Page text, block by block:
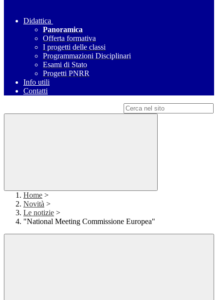
Didattica
Panoramica
Offerta formativa
I progetti delle classi
Programmazioni Disciplinari
Esami di Stato
Progetti PNRR
Info utili
Contatti
Home >
Novità >
Le notizie >
"National Meeting Commissione Europea"